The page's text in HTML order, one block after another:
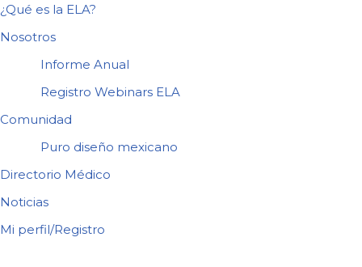
¿Qué es la ELA?
Nosotros
Informe Anual
Registro Webinars ELA
Comunidad
Puro diseño mexicano
Directorio Médico
Noticias
Mi perfil/Registro